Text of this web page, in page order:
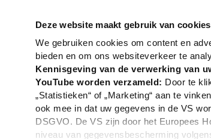
Deze website maakt gebruik van cookies
We gebruiken cookies om content en
bieden en om ons websiteverkeer te
Kennisgeving van de verwerking van
YouTube worden verzameld: Door te
„Statistieken“ of „Marketing“ aan te
ook mee in dat uw gegevens in de VS
DSGVO. De VS zijn door het Europees
niveau van gegevensbescherming